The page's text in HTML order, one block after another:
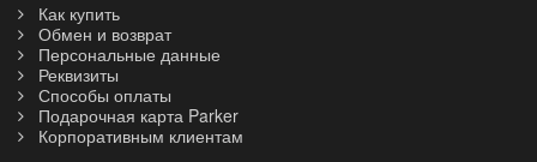
Как купить
Обмен и возврат
Персональные данные
Реквизиты
Способы оплаты
Подарочная карта Parker
Корпоративным клиентам